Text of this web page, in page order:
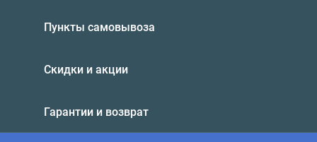
Пункты самовывоза
Скидки и акции
Гарантии и возврат